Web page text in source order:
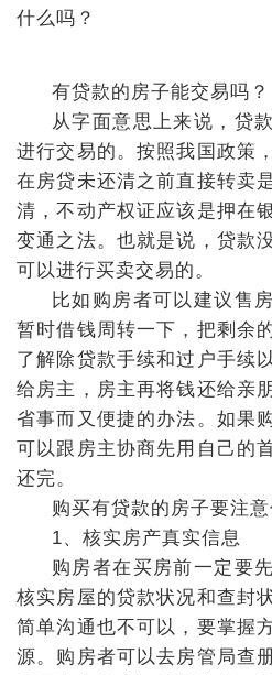
什么吗？
有贷款的房子能交易吗？
从字面意思上来说，贷
进行交易的。按照我国政策
在房贷未还清之前直接转卖
清，不动产权证应该是押在
变通之法。也就是说，贷款
可以进行买卖交易的。
比如购房者可以建议售
暂时借钱周转一下，把剩余
了解除贷款手续和过户手续
给房主，房主再将钱还给亲
省事而又便捷的办法。如果
可以跟房主协商先用自己的
还完。
购买有贷款的房子要注意
1、核实房产真实信息
购房者在买房前一定要
核实房屋的贷款状况和查封
简单沟通也不可以，要掌握
源。购房者可以去房管局查